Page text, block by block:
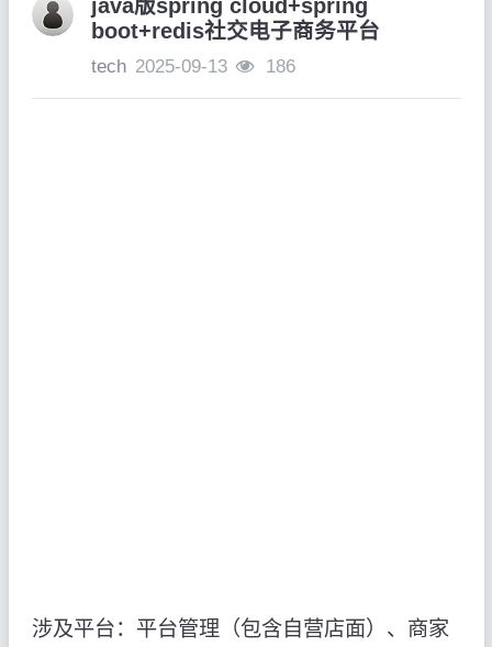
java版spring cloud+spring
boot+redis社交电子商务平台
tech 2025-09-13 186
涉及平台：平台管理（包含自营店面）、商家